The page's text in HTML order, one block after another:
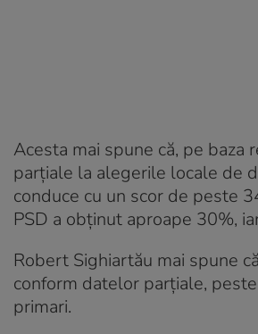
Acesta mai spune că, pe baza
parțiale la alegerile locale de
conduce cu un scor de peste
PSD a obținut aproape 30%,
Robert Sighiartău mai spune
conform datelor parţiale,
primari.